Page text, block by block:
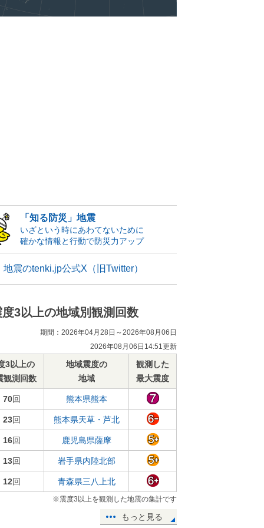
「知る防災」地震
いざという時にあわてないために
確かな情報と行動で防災力アップ
地震のtenki.jp公式X（旧Twitter）
度3以上の地域別観測回数
期間：2026年04月28日～2026年08月06日
2026年08月06日14:51更新
3以上の
観測回数
地域震度の
地域
観測した
最大震度
70回 熊本県熊本
23回 熊本県天草・芦北
16回 鹿児島県薩摩
13回 岩手県内陸北部
12回 青森県三八上北
※震度3以上を観測した地震の集計です
もっと見る